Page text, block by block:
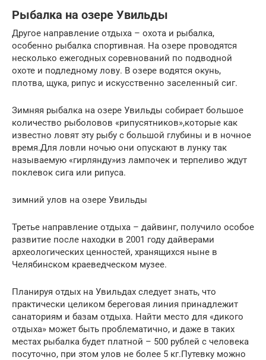
Рыбалка на озере Увильды
Другое направление отдыха – охота и рыбалка,
особенно рыбалка спортивная. На озере проводятся
несколько ежегодных соревнований по подводной
охоте и подледному лову. В озере водятся окунь,
плотва, щука, рипус и искусственно заселенный сиг.
Зимняя рыбалка на озере Увильды собирает большое
количество рыболовов «рипусятников»,которые как
известно ловят эту рыбу с большой глубины и в ночное
время.Для ловли ночью они опускают в лунку так
называемую «гирлянду»из лампочек и терпеливо ждут
поклевок сига или рипуса.
зимний улов на озере Увильды
Третье направление отдыха – дайвинг, получило особое
развитие после находки в 2001 году дайверами
археологических ценностей, хранящихся ныне в
Челябинском краеведческом музее.
Планируя отдых на Увильдах следует знать, что
практически целиком береговая линия принадлежит
санаториям и базам отдыха. Найти место для «дикого
отдыха» может быть проблематично, и даже в таких
местах рыбалка будет платной – 500 рублей с человека
посуточно, при этом улов не более 5 кг.Путевку можно